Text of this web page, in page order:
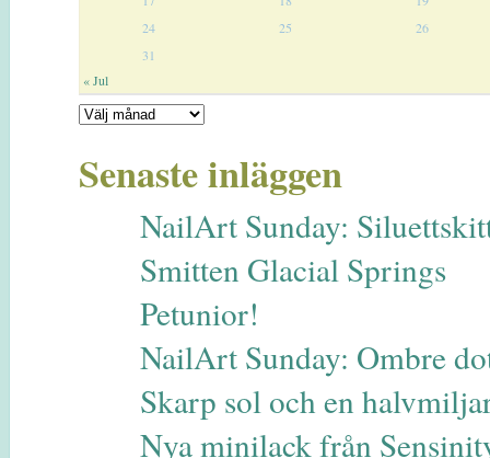
« Jul
24
25
26
31
Senaste inläggen
NailArt Sunday:
Smitten Glacial Springs
Petunior!
NailArt Sunday: Ombre
Skarp sol och en
Nya minilack från